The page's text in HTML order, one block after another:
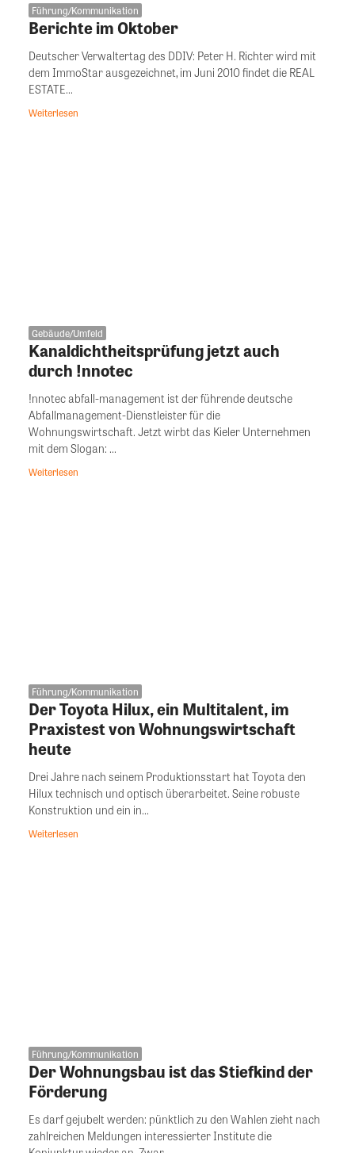
Führung/Kommunikation
Berichte im Oktober
Deutscher Verwaltertag des DDIV: Peter H. Richter wird mit
dem ImmoStar ausgezeichnet, im Juni 2010 findet die REAL
ESTATE...
Weiterlesen
Gebäude/Umfeld
Kanaldichtheitsprüfung jetzt auch
durch !nnotec
!nnotec abfall-management ist der führende deutsche
Abfallmanagement-Dienstleister für die
Wohnungswirtschaft. Jetzt wirbt das Kieler Unternehmen
mit dem Slogan: ...
Weiterlesen
Führung/Kommunikation
Der Toyota Hilux, ein Multitalent, im
Praxistest von Wohnungswirtschaft
heute
Drei Jahre nach seinem Produktionsstart hat Toyota den
Hilux technisch und optisch überarbeitet. Seine robuste
Konstruktion und ein in...
Weiterlesen
Führung/Kommunikation
Der Wohnungsbau ist das Stiefkind der
Förderung
Es darf gejubelt werden: pünktlich zu den Wahlen zieht nach
zahlreichen Meldungen interessierter Institute die